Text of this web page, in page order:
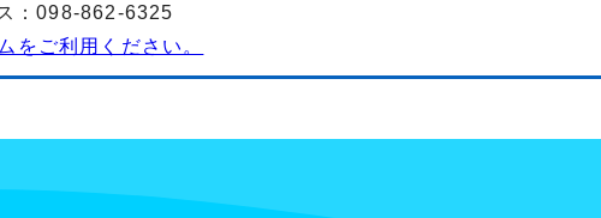
：098-862-6325
をご利用ください。